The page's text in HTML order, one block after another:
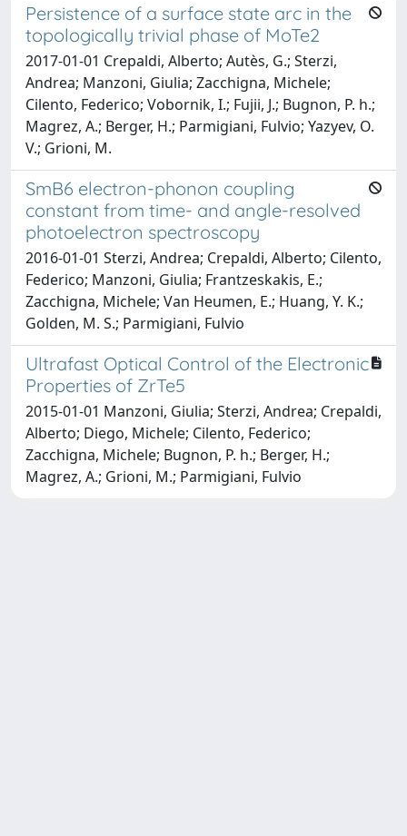
Persistence of a surface state arc in the
topologically trivial phase of MoTe2
2017-01-01 Crepaldi, Alberto; Autès, G.; Sterzi,
Andrea; Manzoni, Giulia; Zacchigna, Michele;
Cilento, Federico; Vobornik, I.; Fujii, J.; Bugnon, P. h.;
Magrez, A.; Berger, H.; Parmigiani, Fulvio; Yazyev, O.
V.; Grioni, M.
SmB6 electron-phonon coupling
constant from time- and angle-resolved
photoelectron spectroscopy
2016-01-01 Sterzi, Andrea; Crepaldi, Alberto; Cilento,
Federico; Manzoni, Giulia; Frantzeskakis, E.;
Zacchigna, Michele; Van Heumen, E.; Huang, Y. K.;
Golden, M. S.; Parmigiani, Fulvio
Ultrafast Optical Control of the Electronic
Properties of ZrTe5
2015-01-01 Manzoni, Giulia; Sterzi, Andrea; Crepaldi,
Alberto; Diego, Michele; Cilento, Federico;
Zacchigna, Michele; Bugnon, P. h.; Berger, H.;
Magrez, A.; Grioni, M.; Parmigiani, Fulvio